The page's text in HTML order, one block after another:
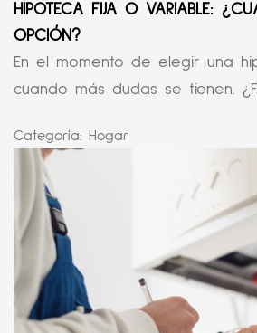
HIPOTECA FIJA O VARIABLE:
OPCIÓN?
En el momento de elegir una
cuando más dudas se tienen.
Categoría: Hogar